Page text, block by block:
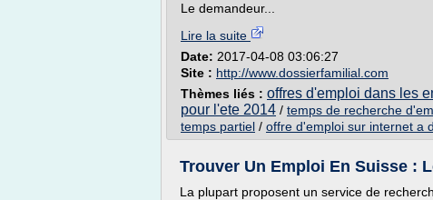
Le demandeur...
Lire la suite
Date: 2017-04-08 03:06:27
Site : http://www.dossierfamilial.com
Thèmes liés : offres d'emploi dans les
pour l'ete 2014 / temps de recherche
temps partiel / offre d'emploi sur internet a
Trouver Un Emploi En Suisse :
La plupart proposent un service de